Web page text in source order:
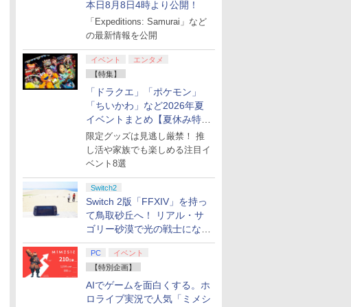
本日8月8日4時より公開！
「Expeditions: Samurai」など
の最新情報を公開
イベント
エンタメ
【特集】
「ドラクエ」「ポケモン」
「ちいかわ」など2026年夏
イベントまとめ【夏休み特
集】
限定グッズは見逃し厳禁！ 推
し活や家族でも楽しめる注目イ
ベント8選
Switch2
Switch 2版「FFXIV」を持っ
て鳥取砂丘へ！ リアル・サ
ゴリー砂漠で光の戦士になっ
てみた
PC
イベント
【特別企画】
AIでゲームを面白くする。ホ
ロライブ実況で人気「ミメシ